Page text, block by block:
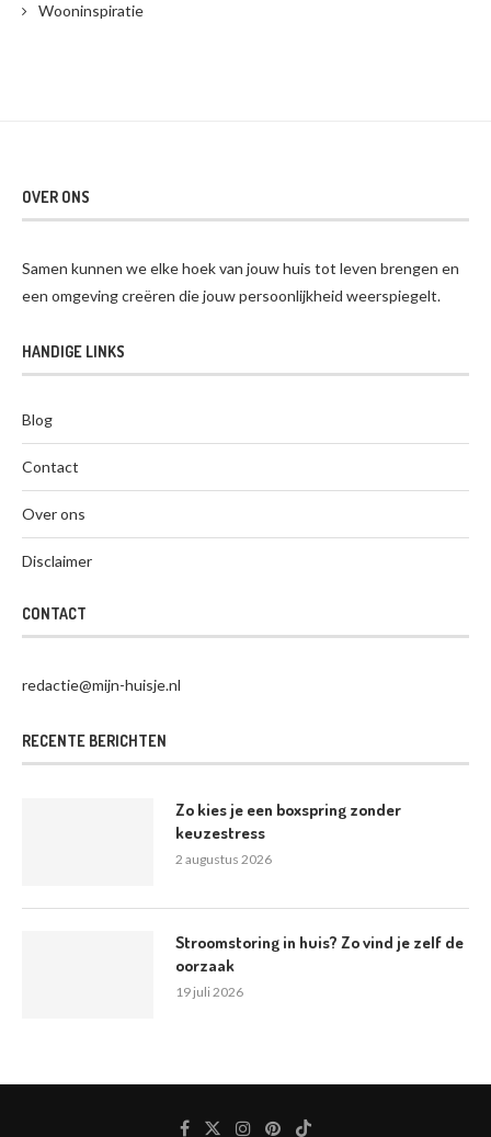
Wooninspiratie
OVER ONS
Samen kunnen we elke hoek van jouw huis tot leven brengen en
een omgeving creëren die jouw persoonlijkheid weerspiegelt.
HANDIGE LINKS
Blog
Contact
Over ons
Disclaimer
CONTACT
redactie@mijn-huisje.nl
RECENTE BERICHTEN
Zo kies je een boxspring zonder
keuzestress
2 augustus 2026
Stroomstoring in huis? Zo vind je zelf de
oorzaak
19 juli 2026